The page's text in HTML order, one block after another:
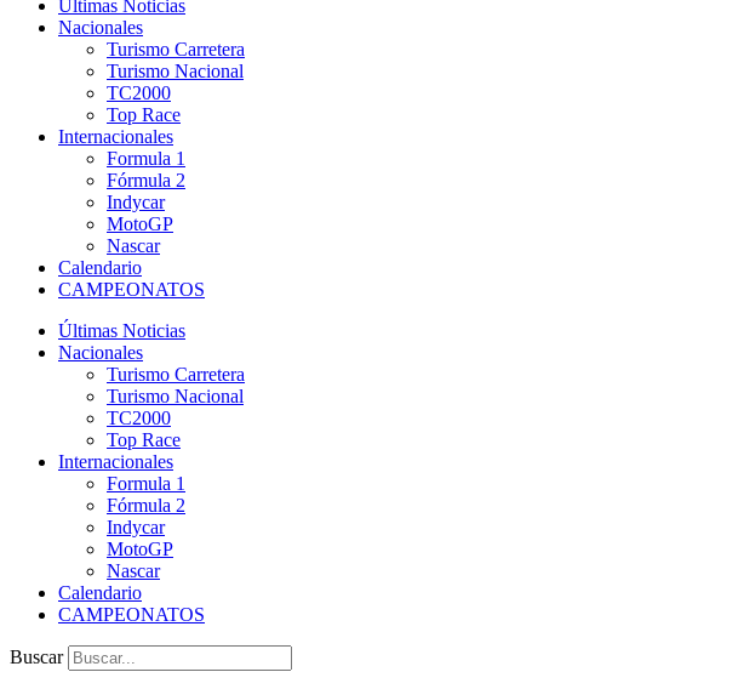
Últimas Noticias
Nacionales
Turismo Carretera
Turismo Nacional
TC2000
Top Race
Internacionales
Formula 1
Fórmula 2
Indycar
MotoGP
Nascar
Calendario
CAMPEONATOS
Últimas Noticias
Nacionales
Turismo Carretera
Turismo Nacional
TC2000
Top Race
Internacionales
Formula 1
Fórmula 2
Indycar
MotoGP
Nascar
Calendario
CAMPEONATOS
Buscar